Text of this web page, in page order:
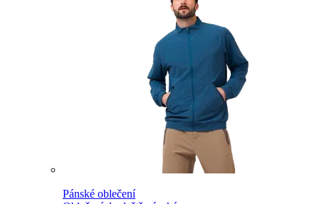
Pánské oblečení